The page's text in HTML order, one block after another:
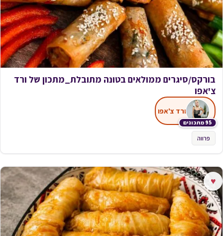
בורקס/סיגרים ממולאים בטונה מתובלת_מתכון של ורד
צ'אפו
95 מתכונים
ורד צ'אפו
פרווה
♥